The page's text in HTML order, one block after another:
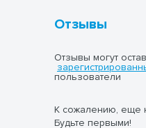
Отзывы
Отзывы могут
пользователи
К сожалению, еще
Будьте первыми!